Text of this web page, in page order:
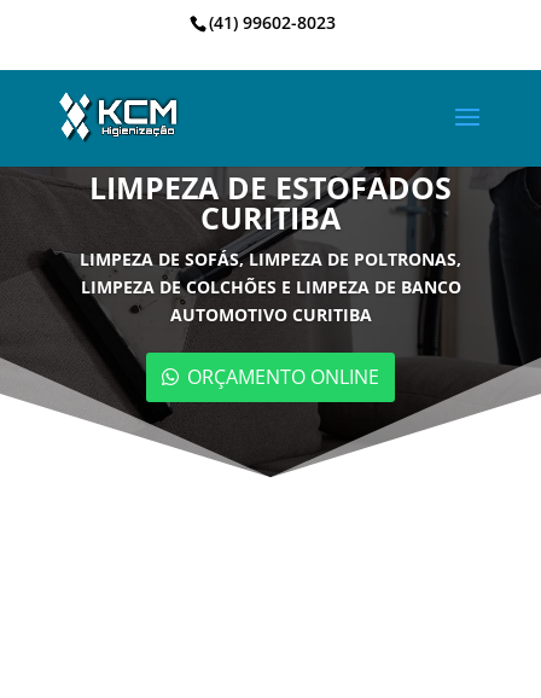
(41) 99602-8023
LIMPEZA DE ESTOFADOS
CURITIBA
LIMPEZA DE SOFÁS, LIMPEZA DE POLTRONAS,
LIMPEZA DE COLCHÕES E LIMPEZA DE BANCO
AUTOMOTIVO CURITIBA
ORÇAMENTO ONLINE